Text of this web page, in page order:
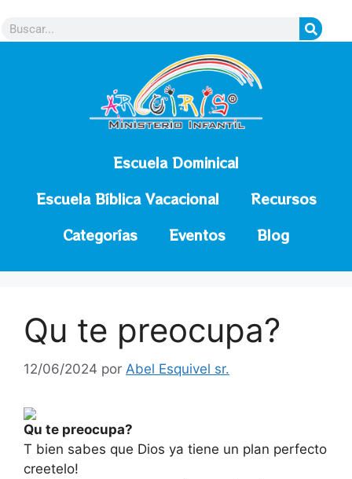
Escuela Dominical
Escuela Bíblica Vacacional
Recursos
Categorías
Eventos Blog
Qu te preocupa?
12/06/2024 por Abel Esquivel sr.
Qu te preocupa?
T bien sabes que Dios ya tiene un plan perfecto
creetelo!